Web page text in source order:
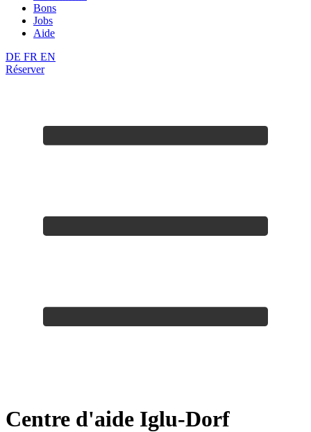
Bons
Jobs
Aide
DE FR EN
Réserver
Centre d'aide Iglu-Dorf